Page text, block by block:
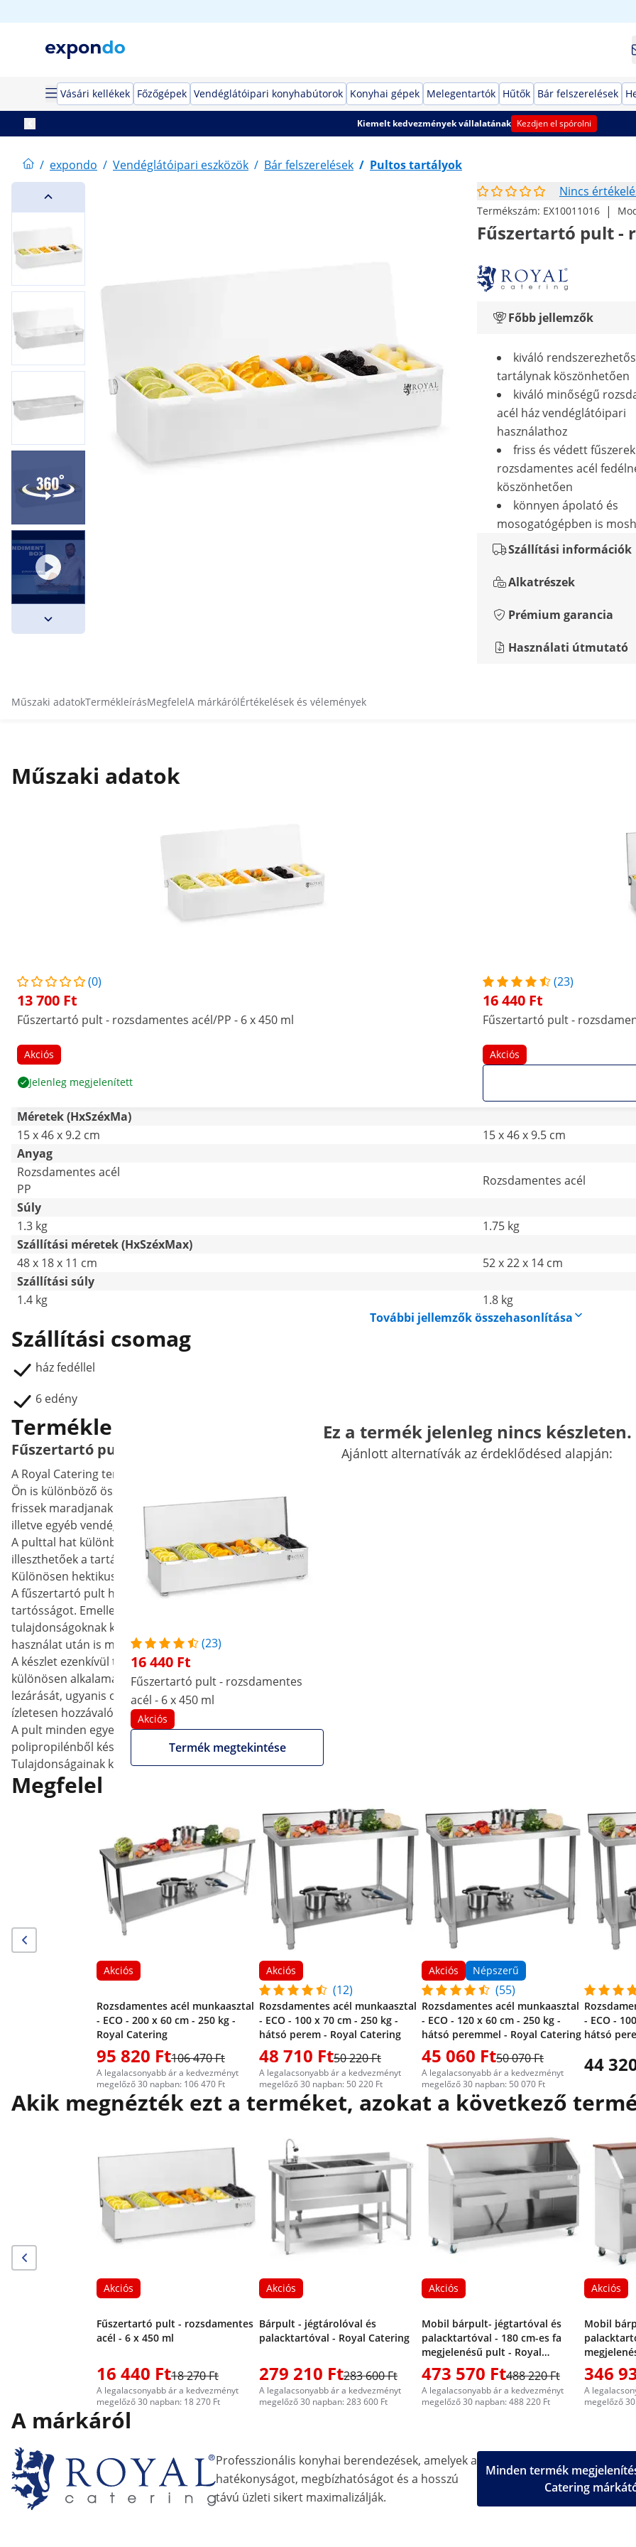
Vásári kellékek Főzőgépek Vendéglátóipari konyhabútorok Konyhai gépek Melegentartók Hűtők Bár felszerelések
Kiemelt kedvezmények vállalatának Kezdjen el spórolni
/ expondo / Vendéglátóipari eszközök / Bár felszerelések / Pultos tartályok
Nincs
Termékszám: EX10011016 |
Fűszertartó pult -
Főbb jellemzők
kiváló
tartálynak köszönhetően
kiváló minőségű
acél ház vendéglátóipari
használathoz
friss és védett
rozsdamentes acél
köszönhetően
könnyen ápolató és
mosogatógépben is
Szállítási információk
Alkatrészek
Prémium garancia
Használati útmutató
Műszaki adatokTermékleírásMegfelelA márkárólÉrtékelések és vélemények
Műszaki adatok
(0)
13 700 Ft
Fűszertartó pult - rozsdamentes acél/PP - 6 x 450 ml
Akciós
Jelenleg megjelenített
(23)
16 440 Ft
Fűszertartó pult -
Akciós
Méretek (HxSzéxMa)
15 x 46 x 9.2 cm
15 x 46 x 9.5 cm
Anyag
Rozsdamentes acél
PP
Rozsdamentes acél
Súly
1.3 kg
1.75 kg
Szállítási méretek (HxSzéxMax)
48 x 18 x 11 cm
52 x 22 x 14 cm
Szállítási súly
1.4 kg
1.8 kg
További jellemzők összehasonlítása
Szállítási csomag
ház fedéllel
6 edény
Ez a termék jelenleg nincs készleten.
Ajánlott alternatívák az érdeklődésed alapján:
(23)
16 440 Ft
Fűszertartó pult - rozsdamentes
acél - 6 x 450 ml
Akciós
Termék megtekintése
Termékleírás
Fűszertartó pult - rozsdamentes acél/PP - 6 x 450 ml
A Royal Catering termékcsaládhoz tartozó RCCBS 6 fűszertartó pult ideális kiegészítője konyhájának. Rendszerezze
Ön is különböző összetevőit, mint például gyümölcseit, vagy fűszereit a különálló fűszertartókban, hogy azok mindig
frissek maradjanak. A fűszertartó pult modern megoldást kínál éttermek, bisztrók, bárok, gyorséttermek, fesztiválok,
illetve egyéb vendéglátóipari szolgáltatók professzionális konyháinak.
A pulttal hat különböző rozsdamentes acél tartályt kap kézhez, amelyek külön-külön tölthetőek meg, majd
illeszthetőek a tartályba. A tartályok 450 ml kapacitásúak, így összesen akár 2,7 liter élelmiszer is tárolható a pulton.
Különösen hektikus konyhai műveletek során nyújt praktikus segítséget termékünk.
A fűszertartó pult háza kiváló minőségű rozsdamentes acélból készült, ezáltal garantálja a magas stabilitást, illetve
tartósságot. Emellett az anyag rendkívül ellenálló, ezáltal védelmet biztosít a biológiai és kémiai reakciók ellen. Ezen
tulajdonságoknak köszönhetően tökéletes választás élelmiszerekkel való érintkezéshez. Ezáltal akár hosszú
használat után is megőrzi higiénikusságát az anyag.
A készlet ezenkívül tartalmaz egy praktikus fedelet is, amely polipropilénből (PP) készült. Ez a műanyag szagtalan és
különösen alkalamas élelmiszerek feldolgozásához és tárolásához. A fedél lehetővé teszi a fűszerek biztonságos
lezárását, ugyanis optimálisan illeszkedik a pultra. Ennek köszönhetően még hosszabb ideig maradnak frissek és
ízletesen hozzávalói. A fedél különösen forró nyári napokon nyújt hasznos védelmet a rovarok ellen.
A pult minden egyes eleme egyenként is levehető, ezáltal könnyen megtölthetőek, illetve üríthetőek. A
polipropilénből készült edények tisztítésa szintén egyszerű, ugyanis az összes elem mosható mosogatógépben is.
Tulajdonságainak köszönhetően a Royal Catering RCCBS 5 fűszertartó pultja ideális kiegészítője konyhájának!
Megfelel
Akciós
Rozsdamentes acél munkaasztal
- ECO - 200 x 60 cm - 250 kg -
Royal Catering
95 820 Ft106 470 Ft
A legalacsonyabb ár a kedvezményt
megelőző 30 napban: 106 470 Ft
Akciós
(12)
Rozsdamentes acél munkaasztal
- ECO - 100 x 70 cm - 250 kg -
hátsó perem - Royal Catering
48 710 Ft50 220 Ft
A legalacsonyabb ár a kedvezményt
megelőző 30 napban: 50 220 Ft
Akciós Népszerű
(55)
Rozsdamentes acél munkaasztal
- ECO - 120 x 60 cm - 250 kg -
hátsó peremmel - Royal Catering
45 060 Ft50 070 Ft
A legalacsonyabb ár a kedvezményt
megelőző 30 napban: 50 070 Ft
- ECO -
hátsó
44
Akik megnézték ezt a terméket, azokat a következő
Akciós
Fűszertartó pult - rozsdamentes
acél - 6 x 450 ml
16 440 Ft18 270 Ft
A legalacsonyabb ár a kedvezményt
megelőző 30 napban: 18 270 Ft
Akciós
Bárpult - jégtárolóval és
palacktartóval - Royal Catering
279 210 Ft283 600 Ft
A legalacsonyabb ár a kedvezményt
megelőző 30 napban: 283 600 Ft
Akciós
Mobil bárpult- jégtartóval és
palacktartóval - 180 cm-es fa
megjelenésű pult - Royal
Catering
473 570 Ft488 220 Ft
A legalacsonyabb ár a kedvezményt
megelőző 30 napban: 488 220 Ft
Akciós
Mobil
Catering
346
A
megelőző
A márkáról
Professzionális konyhai berendezések, amelyek a
hatékonyságot, megbízhatóságot és a hosszú
távú üzleti sikert maximalizálják.
Minden termék
Catering